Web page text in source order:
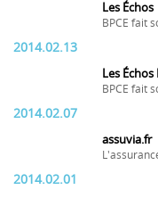
Les Échos
BPCE fait
2014.02.13
Les Échos
BPCE fait
2014.02.07
assuvia.fr
2014.02.01